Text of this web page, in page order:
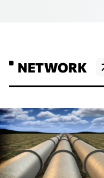
NETWORK